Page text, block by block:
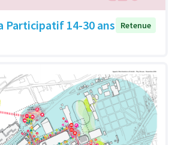
Participatif 14-30 ans
Retenue